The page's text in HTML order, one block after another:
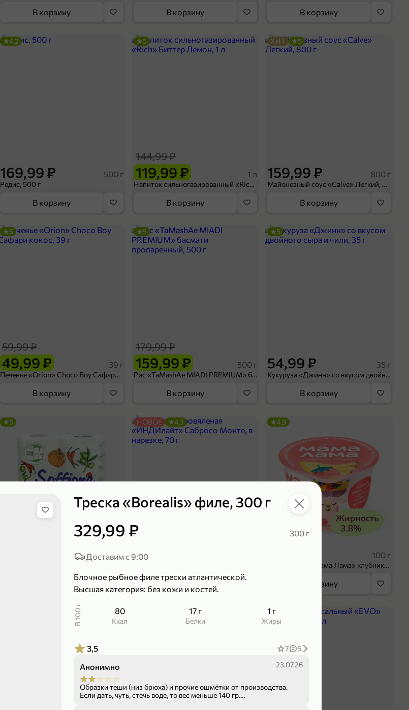
Треска «Borealis» филе, 300 г
329,99 ₽ 300 г
Доставим с 9:00
Блочное рыбное филе трески атлантической.
Высшая категория: без кожи и костей.
В 100 г 80
ккал
17 г
Белки
1 г
Жиры
3,5 7 5
Анонимно 23.07.26
Образки теши (низ брюха) и прочие ошмётки от производства.
Если дать, чуть, стечь воде, то вес меньше 140 гр.
В корзину В корзину В корзину
169,99 ₽ 500 г
Редис, 500 г
4,2
В корзину
119,99 ₽
144,99 ₽
1 л
Напиток сильногазированный «Rich» Биттер Лемон, 1 л
5
В корзину
159,99 ₽ 800 г
Майонезный соус «Calve» Легкий, 800 г
ХИТ 5
В корзину
49,99 ₽
59,99 ₽
39 г
Печенье «Orion» Choco Boy Сафари кокос, 39 г
5
В корзину
159,99 ₽
179,99 ₽
500 г
Рис «TaMashAe MIADI PREMIUM» басмати пропаренный, 500 г
5
В корзину
54,99 ₽ 35 г
Кукуруза «Джинн» со вкусом двойного сыра и чили, 35 г
5
В корзину
120 г
5
139,99 ₽
НОВОЕ 4,3
В корзину
100 г
Творог 3.8% «Мама Лама» клубника-банан, 100 г
4,9
В корзину